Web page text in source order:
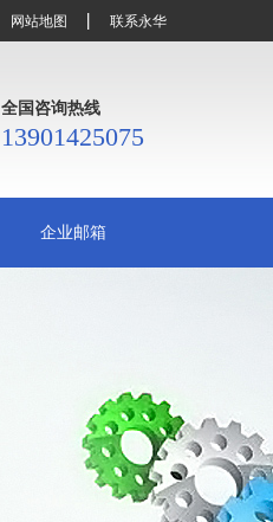
网站地图 联系永华
全国咨询热线
13901425075
企业邮箱